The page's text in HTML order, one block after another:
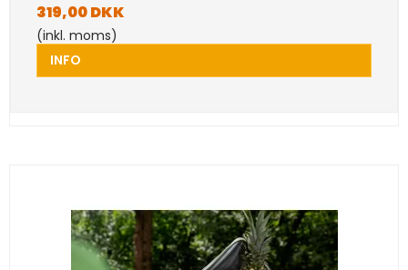
319,00 DKK
(inkl. moms)
INFO